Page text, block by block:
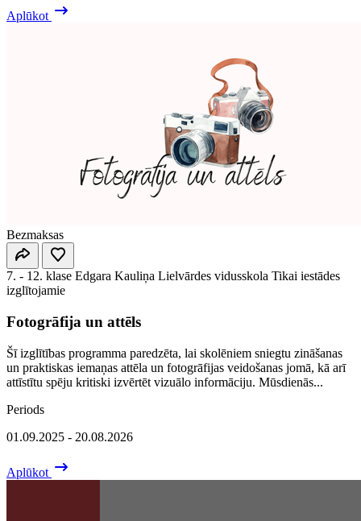
Aplūkot
Bezmaksas
7. - 12. klase Edgara Kauliņa Lielvārdes vidusskola Tikai iestādes
izglītojamie
Fotogrāfija un attēls
Šī izglītības programma paredzēta, lai skolēniem sniegtu zināšanas
un praktiskas iemaņas attēla un fotogrāfijas veidošanas jomā, kā arī
attīstītu spēju kritiski izvērtēt vizuālo informāciju. Mūsdienās...
Periods
01.09.2025 - 20.08.2026
Aplūkot